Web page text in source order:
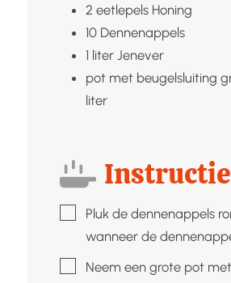
2 eetlepels Honing
10 Dennenappels
1 liter Jenever
pot met beugelsluiting
liter
▢Pluk de dennenappels
wanneer de
▢Neem een grote pot met